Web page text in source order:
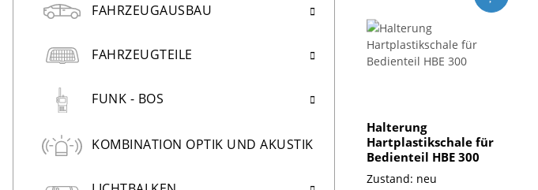
Halterung
Hartplastikschale für
Bedienteil HBE 300
Zustand: neu
FAHRZEUGAUSBAU
FAHRZEUGTEILE
FUNK - BOS
KOMBINATION OPTIK UND AKUSTIK